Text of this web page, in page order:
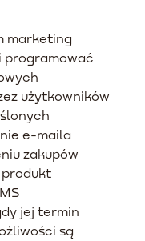
marketing
programować
użytkowników
e-maila
zakupów
produkt
jej termin
są